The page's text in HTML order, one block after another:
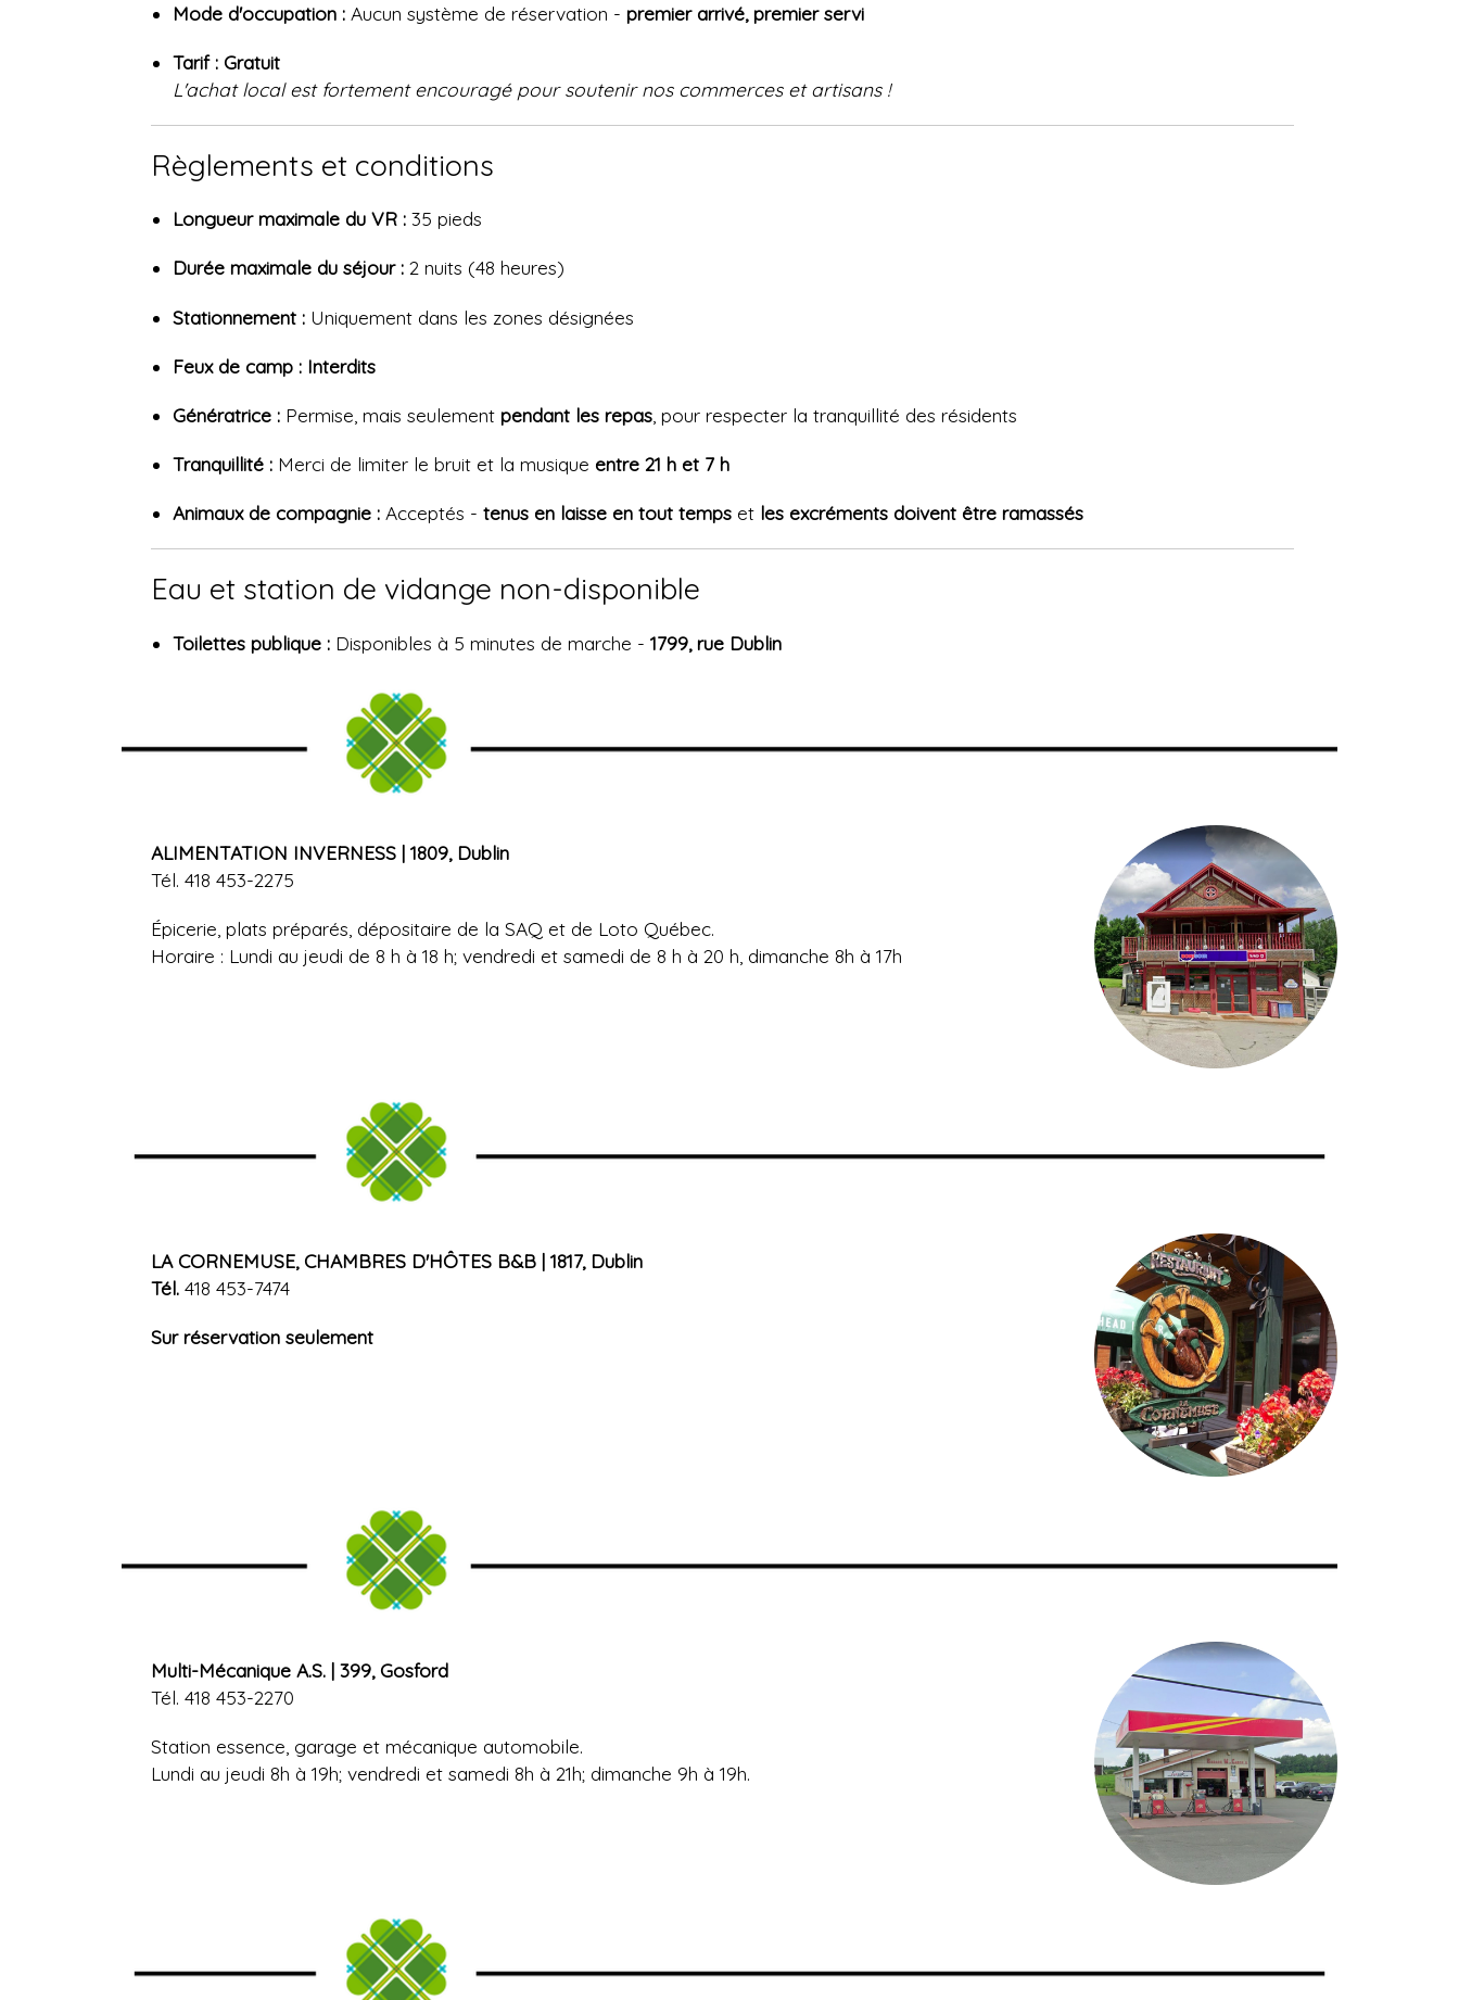
Mode d'occupation :Aucun système de réservation - premier arrivé, premier servi
Tarif : Gratuit
L'achat local est fortement encouragé pour soutenir nos commerces et artisans !
Règlements et conditions
Longueur maximale du VR :35 pieds
Durée maximale du séjour :2 nuits (48 heures)
Stationnement :Uniquement dans les zones désignées
Feux de camp : Interdits
Génératrice :Permise, mais seulement pendant les repas, pour respecter la tranquillité des résidents
Tranquillité :Merci de limiter le bruit et la musique entre 21 h et 7 h
Animaux de compagnie :Acceptés - tenus en laisse en tout tempset les excréments doivent être ramassés
Eau et station de vidange non-disponible
Toilettes publique :Disponibles à 5 minutes de marche - 1799, rue Dublin
ALIMENTATION INVERNESS | 1809, Dublin
Tél. 418 453-2275
Épicerie, plats préparés, dépositaire de la SAQ et de Loto Québec.
Horaire : Lundi au jeudi de 8 h à 18 h; vendredi et samedi de 8 h à 20 h, dimanche 8h à 17h
LA CORNEMUSE, CHAMBRES D'HÔTES B&B | 1817, Dublin
Tél. 418 453-7474
Sur réservation seulement
Multi-Mécanique A.S. | 399, Gosford
Tél. 418 453-2270
Station essence, garage et mécanique automobile.
Lundi au jeudi 8h à 19h; vendredi et samedi 8h à 21h; dimanche 9h à 19h.